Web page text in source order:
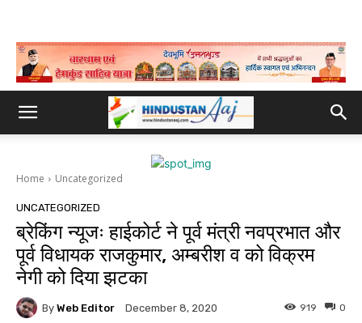
Home Uncategorized
UNCATEGORIZED
ब्रेकिंग न्यूजः हाईकोर्ट ने पूर्व मंत्री नवप्रभात और
पूर्व विधायक राजकुमार, अम्बरीश व को विक्रम
नेगी को दिया झटका
By Web Editor December 8, 2020 0
919